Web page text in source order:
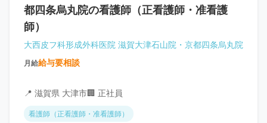
都四条烏丸院の看護師（正看護師・准看護
師）
大西皮フ科形成外科医院 滋賀大津石山院・京都四条烏丸院
月給給与要相談
📍 滋賀県 大津市🏢 正社員
看護師（正看護師・准看護師）